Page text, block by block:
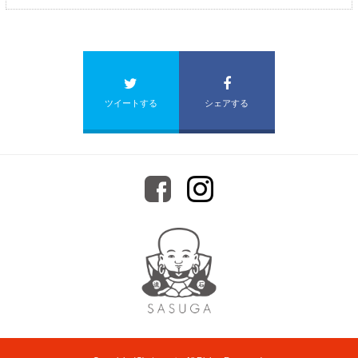
ツイートする シェアする